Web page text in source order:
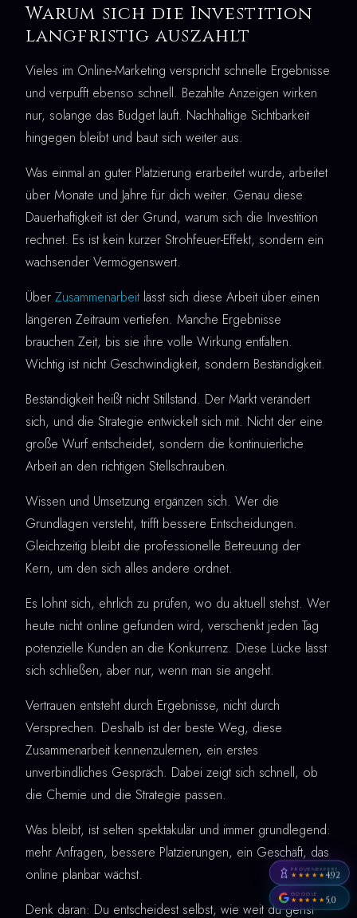
Warum sich die Investition
langfristig auszahlt
Vieles im Online-Marketing verspricht schnelle Ergebnisse
und verpufft ebenso schnell. Bezahlte Anzeigen wirken
nur, solange das Budget läuft. Nachhaltige Sichtbarkeit
hingegen bleibt und baut sich weiter aus.
Was einmal an guter Platzierung erarbeitet wurde, arbeitet
über Monate und Jahre für dich weiter. Genau diese
Dauerhaftigkeit ist der Grund, warum sich die Investition
rechnet. Es ist kein kurzer Strohfeuer-Effekt, sondern ein
wachsender Vermögenswert.
Über Zusammenarbeit lässt sich diese Arbeit über einen
längeren Zeitraum vertiefen. Manche Ergebnisse
brauchen Zeit, bis sie ihre volle Wirkung entfalten.
Wichtig ist nicht Geschwindigkeit, sondern Beständigkeit.
Beständigkeit heißt nicht Stillstand. Der Markt verändert
sich, und die Strategie entwickelt sich mit. Nicht der eine
große Wurf entscheidet, sondern die kontinuierliche
Arbeit an den richtigen Stellschrauben.
Wissen und Umsetzung ergänzen sich. Wer die
Grundlagen versteht, trifft bessere Entscheidungen.
Gleichzeitig bleibt die professionelle Betreuung der
Kern, um den sich alles andere ordnet.
Es lohnt sich, ehrlich zu prüfen, wo du aktuell stehst. Wer
heute nicht online gefunden wird, verschenkt jeden Tag
potenzielle Kunden an die Konkurrenz. Diese Lücke lässt
sich schließen, aber nur, wenn man sie angeht.
Vertrauen entsteht durch Ergebnisse, nicht durch
Versprechen. Deshalb ist der beste Weg, diese
Zusammenarbeit kennenzulernen, ein erstes
unverbindliches Gespräch. Dabei zeigt sich schnell, ob
die Chemie und die Strategie passen.
Was bleibt, ist selten spektakulär und immer grundlegend:
mehr Anfragen, bessere Platzierungen, ein Geschäft, das
online planbar wächst.
Denk daran: Du entscheidest selbst, wie weit du gehst
PROVENEXPERT
★★★★★4,92
GOOGLE
★★★★★5,0